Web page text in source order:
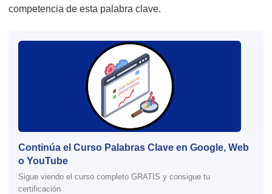
competencia de esta palabra clave.
Continúa el Curso Palabras Clave en Google, Web
o YouTube
Sigue viendo el curso completo GRATIS y consigue tu
certificación